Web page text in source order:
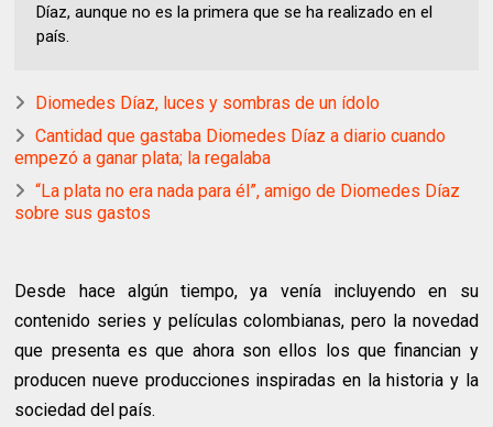
Díaz, aunque no es la primera que se ha realizado en el
país.
Diomedes Díaz, luces y sombras de un ídolo
Cantidad que gastaba Diomedes Díaz a diario cuando
empezó a ganar plata; la regalaba
“La plata no era nada para él”, amigo de Diomedes Díaz
sobre sus gastos
Desde hace algún tiempo, ya venía incluyendo en su
contenido series y películas colombianas, pero la novedad
que presenta es que ahora son ellos los que financian y
producen nueve producciones inspiradas en la historia y la
sociedad del país.